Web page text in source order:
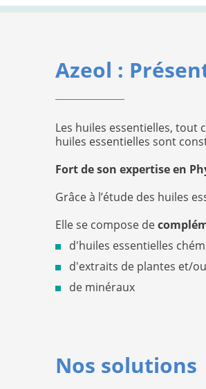
Azeol :
Les huiles essentielles, tout
huiles essentielles sont
Fort de son expertise en
Grâce à l’étude des huiles
Elle se compose de
d'huiles essentielles
d'extraits de plantes et/ou
de minéraux
Nos solutions